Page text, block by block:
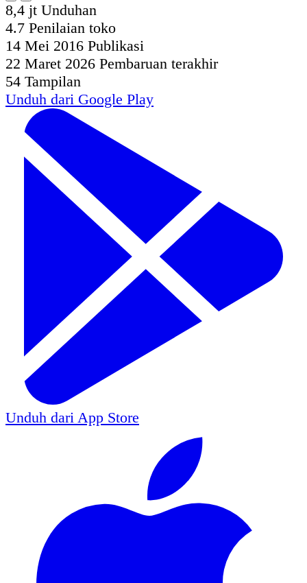
8,4 jt Unduhan
4.7 Penilaian toko
14 Mei 2016 Publikasi
22 Maret 2026 Pembaruan terakhir
54 Tampilan
Unduh dari Google Play
Unduh dari App Store